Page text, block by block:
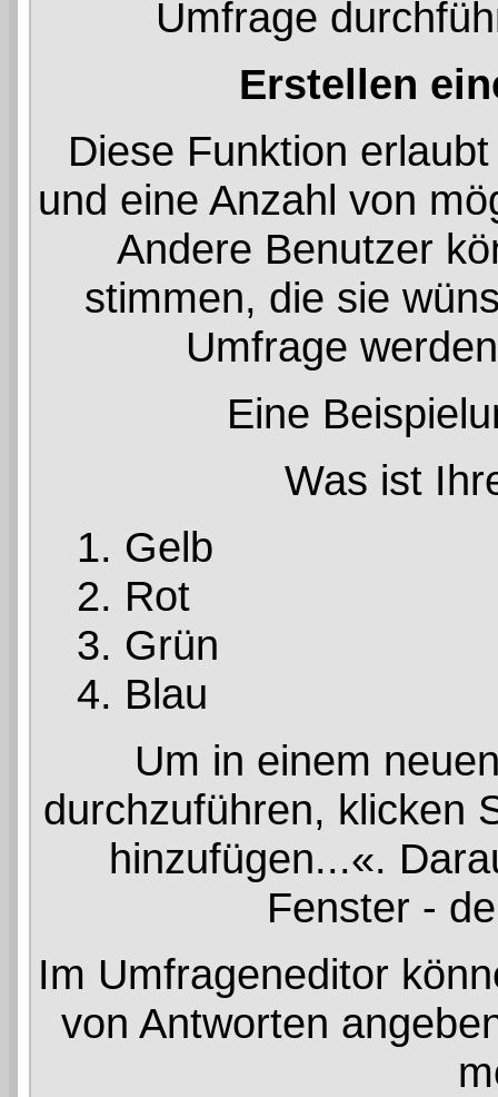
Umfrage
Erstellen
Diese Funktion
und eine Anzahl von
Andere Benutzer
stimmen, die sie
Umfrage
Eine
Was ist
Gelb
Rot
Grün
Blau
Um in einem
durchzuführen, klicken
hinzufügen...«.
Fenster -
Im Umfrageneditor
von Antworten